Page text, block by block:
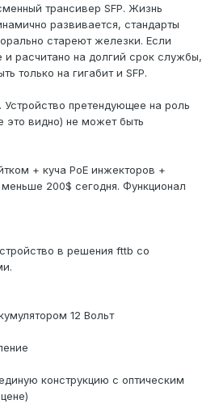
трансивер SFP. Жизнь
развивается, стандарты
стареют железки. Если
и расчитано на долгий срок службы,
только на гигабит и SFP.
Устройство претендующее на роль
это видно) не может быть
+ куча PoE инжекторов +
200$ сегодня. Функционал
в решения fttb со
12 Вольт
конструкцию с оптическим